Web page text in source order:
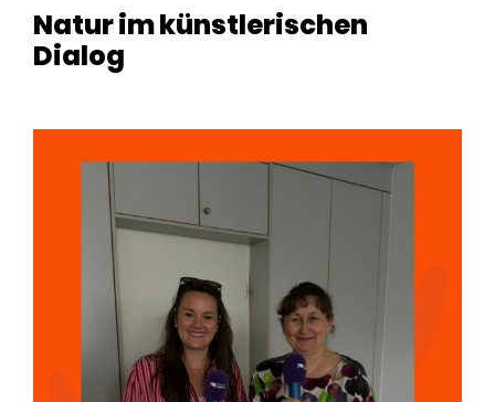
Natur im künstlerischen
Dialog